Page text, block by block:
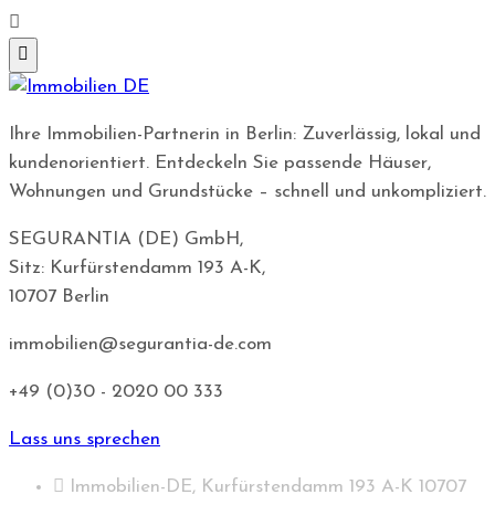
Ihre Immobilien-Partnerin in Berlin: Zuverlässig, lokal und
kundenorientiert. Entdeckeln Sie passende Häuser,
Wohnungen und Grundstücke – schnell und unkompliziert.
SEGURANTIA (DE) GmbH,
Sitz: Kurfürstendamm 193 A-K,
10707 Berlin
immobilien@segurantia-de.com
+49 (0)30 - 2020 00 333
Lass uns sprechen
Immobilien-DE, Kurfürstendamm 193 A-K 10707